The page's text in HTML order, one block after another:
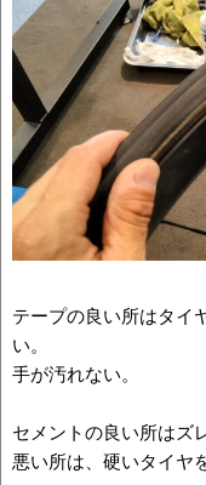
テープの良い所はタイ
い。
手が汚れない。
セメントの良い所はズ
悪い所は、硬いタイヤ